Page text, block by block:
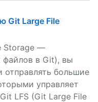
Git Large File
Storage —
файлов в Git), вы
отправлять большие
управляет
LFS (Git Large File